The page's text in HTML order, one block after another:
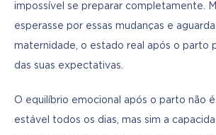
impossível se preparar completamente.
esperasse por essas mudanças e
maternidade, o estado real após o parto
das suas expectativas.
O equilíbrio emocional após o parto não
estável todos os dias, mas sim a